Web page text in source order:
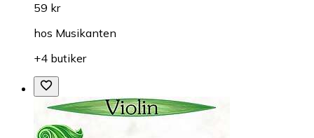
59 kr
hos Musikanten
+4 butiker